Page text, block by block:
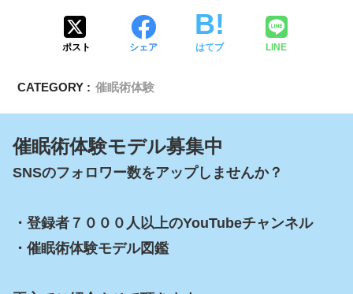
ポスト シェア はてブ LINE
CATEGORY : 催眠術体験
催眠術体験モデル募集中
SNSのフォロワー数をアップしませんか？
・登録者７０００人以上のYouTubeチャンネル
・催眠術体験モデル図鑑